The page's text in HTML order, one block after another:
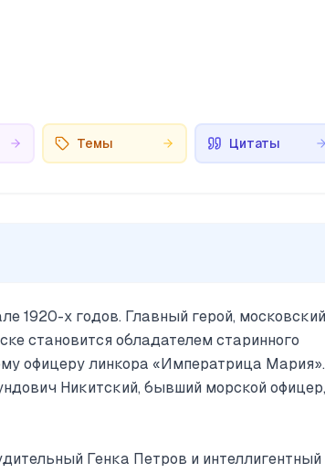
Темы Цитаты
1920-х годов. Главный герой, московский
становится обладателем старинного
офицеру линкора «Императрица
Никитский, бывший морской офицер,
Генка Петров и интеллигентный